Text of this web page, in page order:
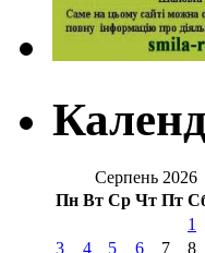
Серпень 2026
Пн Вт Ср Чт Пт
1
3
4 5 6 7 8